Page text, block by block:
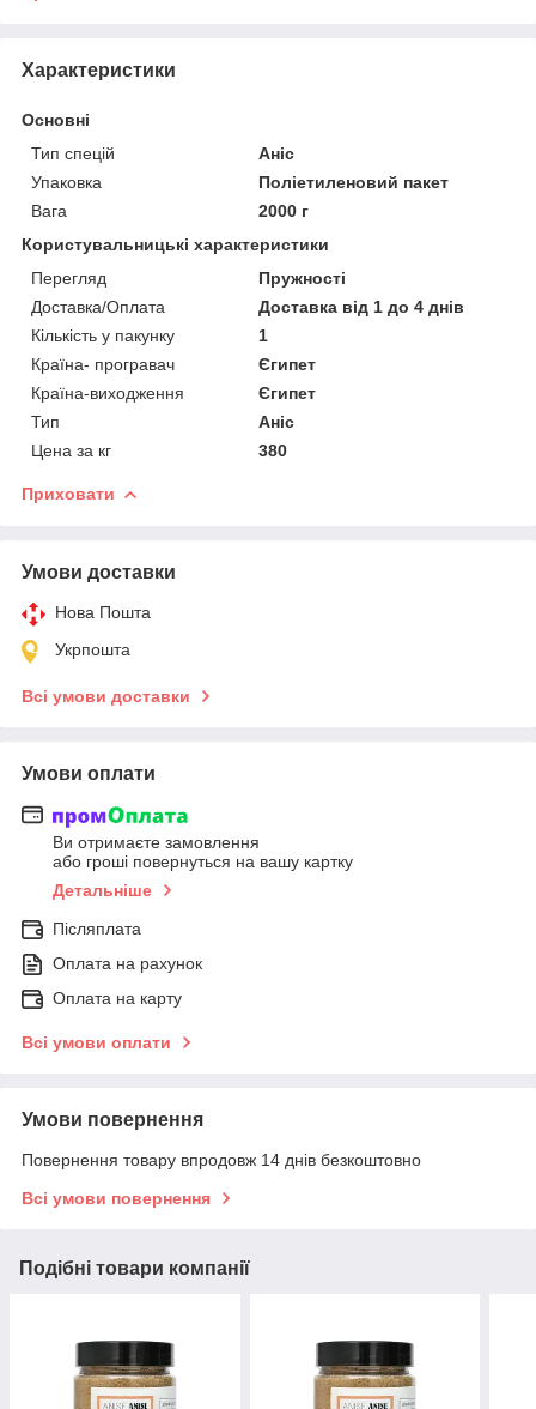
Характеристики
Основні
Тип спецій
Аніс
Упаковка
Поліетиленовий пакет
Вага
2000 г
Користувальницькі характеристики
Перегляд
Пружності
Доставка/Оплата
Доставка від 1 до 4 днів
Кількість у пакунку
1
Країна- програвач
Єгипет
Країна-виходження
Єгипет
Тип
Аніс
Цена за кг
380
Приховати
Умови доставки
Нова Пошта
Укрпошта
Всі умови доставки
Умови оплати
Ви отримаєте замовлення
або гроші повернуться на вашу картку
Детальніше
Післяплата
Оплата на рахунок
Оплата на карту
Всі умови оплати
Умови повернення
Повернення товару впродовж 14 днів безкоштовно
Всі умови повернення
Подібні товари компанії